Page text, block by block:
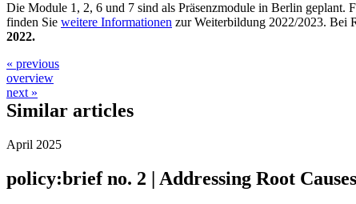
Die Module 1, 2, 6 und 7 sind als Präsenzmodule in Berlin geplant.
finden Sie weitere Informationen zur Weiterbildung 2022/2023. Bei
2022.
« previous
overview
next »
Similar articles
April 2025
policy:brief no. 2 | Addressing Root